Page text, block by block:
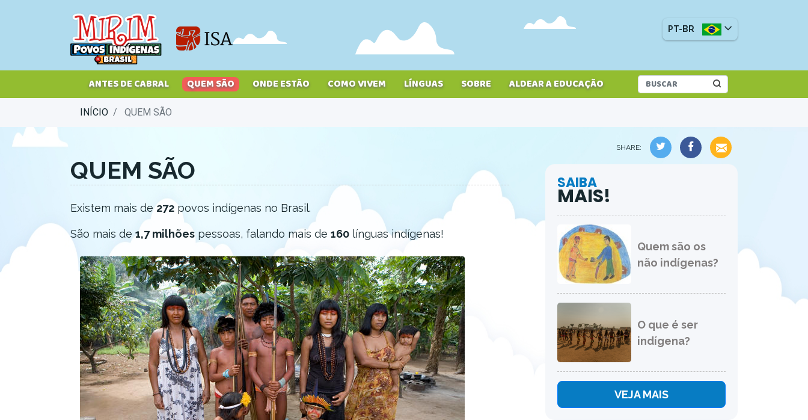
PT-BR
ANTES DE CABRAL QUEM SÃO ONDE ESTÃO COMO VIVEM LÍNGUAS SOBRE ALDEAR A EDUCAÇÃO
INÍCIO QUEM SÃO
QUEM SÃO
Existem mais de272 povos indígenas no Brasil.
São mais de1,7 milhões pessoas, falando mais de 160 línguas indígenas!
SHARE:
SAIBA
MAIS!
Quem são os
não indígenas?
O que é ser
indígena?
VEJA MAIS